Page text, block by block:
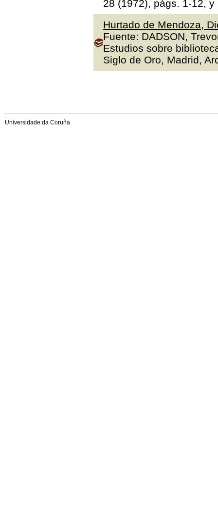
28 (1972), págs. 1-12,
Hurtado de Mendoza,
Fuente: DADSON,
Estudios sobre
Siglo de Oro, Madrid,
Universidade da Coruña